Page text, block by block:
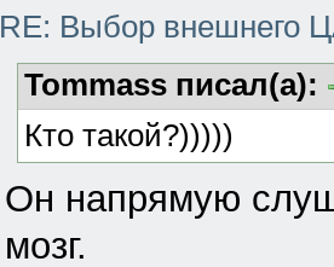
RE: Выбор внешнего
Tommass писал(а):
Кто такой?)))))
Он напрямую
мозг.